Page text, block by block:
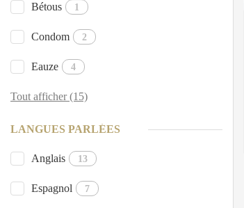
Bétous 1
Condom 2
Eauze 4
Tout afficher (15)
LANGUES PARLÉES
Anglais 13
Espagnol 7